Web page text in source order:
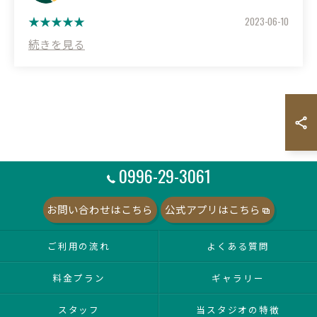
start playing smoothly with zero wait time.
An unexpected (?) favorite is the outdoor putting green. It's
2023-06-10
0996-29-3061
お問い合わせはこちら 公式アプリはこちら
ご利用の流れ よくある質問
料金プラン ギャラリー
スタッフ 当スタジオの特徴